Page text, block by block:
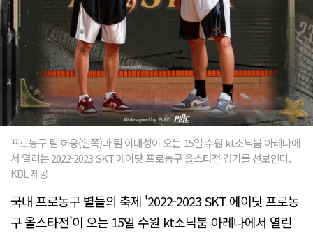
프로농구 팀 허웅(왼쪽)과 팀 이대성이 오는 15일 수원 kt소닉붐 아레나에
서 열리는 2022-2023 SKT 에이닷 프로농구 올스타전 경기를 선보인다.
KBL 제공
국내 프로농구 별들의 축제 '2022-2023 SKT 에이닷 프로농
구 올스타전'이 오는 15일 수원 kt소닉붐 아레나에서 열린